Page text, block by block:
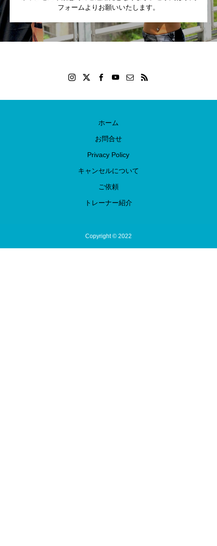
フォームよりお願いいたします。
ホーム
お問合せ
Privacy Policy
キャンセルについて
ご依頼
トレーナー紹介
Copyright © 2022